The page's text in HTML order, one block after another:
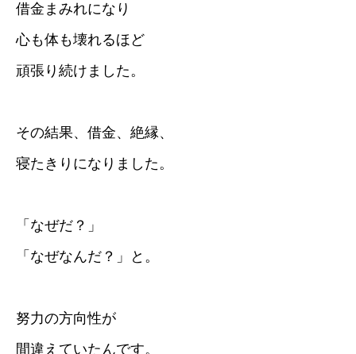
借金まみれになり
心も体も壊れるほど
頑張り続けました。
その結果、借金、絶縁、
寝たきりになりました。
「なぜだ？」
「なぜなんだ？」と。
努力の方向性が
間違えていたんです。